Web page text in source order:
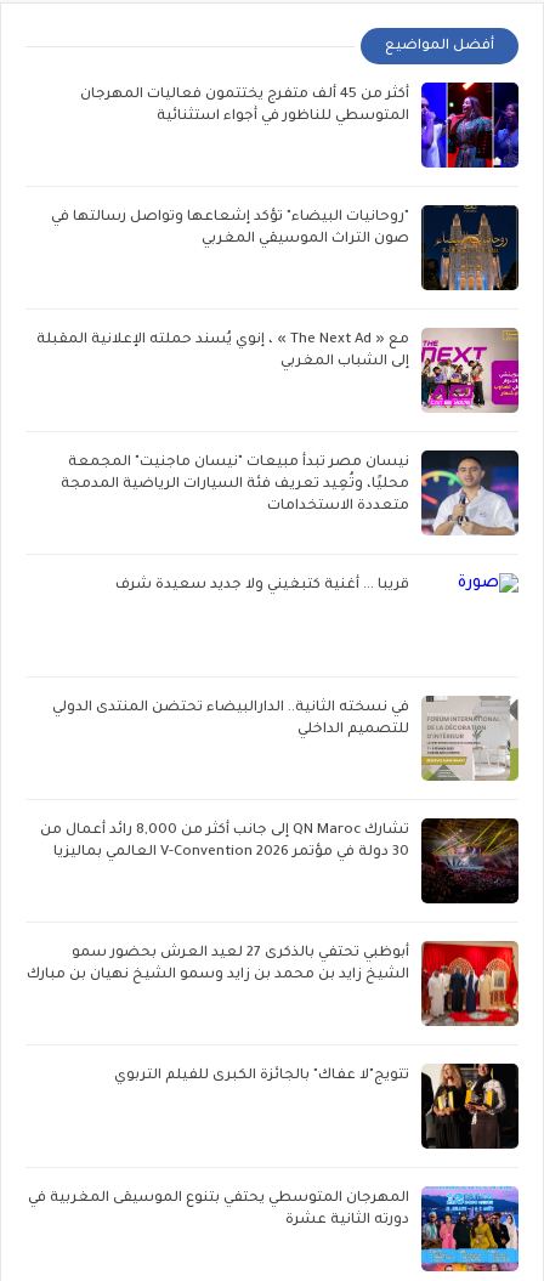
أفضل المواضيع
أكثر من 45 ألف متفرج يختتمون فعاليات المهرجان
المتوسطي للناظور في أجواء استثنائية
"روحانيات البيضاء" تؤكد إشعاعها وتواصل رسالتها في
صون التراث الموسيقي المغربي
مع « The Next Ad » ، إنوي يُسند حملته الإعلانية المقبلة
إلى الشباب المغربي
نيسان مصر تبدأ مبيعات "نيسان ماجنيت" المجمعة
محليًا، وتُعِيد تعريف فئة السيارات الرياضية المدمجة
متعددة الاستخدامات
قريبا ... أغنية كتبغيني ولا جديد سعيدة شرف
في نسخته الثانية.. الدارالبيضاء تحتضن المنتدى الدولي
للتصميم الداخلي
تشارك QN Maroc إلى جانب أكثر من 8,000 رائد أعمال من
30 دولة في مؤتمر V-Convention 2026 العالمي بماليزيا
أبوظبي تحتفي بالذكرى 27 لعيد العرش بحضور سمو
الشيخ زايد بن محمد بن زايد وسمو الشيخ نهيان بن مبارك
تتويج"لا عفاك" بالجائزة الكبرى للفيلم التربوي
المهرجان المتوسطي يحتفي بتنوع الموسيقى المغربية في
دورته الثانية عشرة